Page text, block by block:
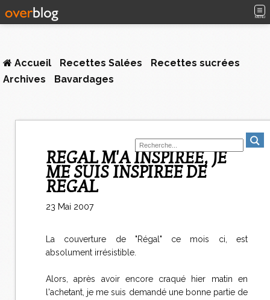
MENU
Accueil Recettes Salées
Recettes sucrées
Archives
Bavardages
REGAL M'A INSPIREE, JE
ME SUIS INSPIREE DE
REGAL
23 Mai 2007
La couverture de "Régal" ce mois ci, est
absolument irrésistible.
Alors, après avoir encore craqué hier matin en
l'achetant, je me suis demandé une bonne partie de